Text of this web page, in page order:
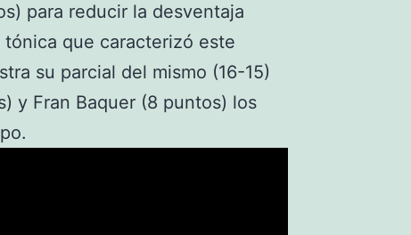
para reducir la desventaja
tónica que caracterizó este
su parcial del mismo (16-15)
y Fran Baquer (8 puntos) los